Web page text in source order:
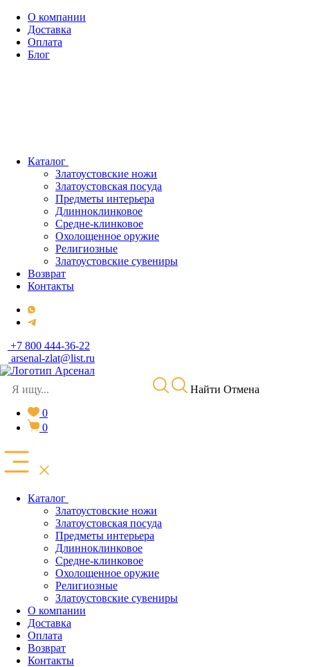
О компании
Доставка
Оплата
Блог
Каталог
Златоустовские ножи
Златоустовская посуда
Предметы интерьера
Длинноклинковое
Средне-клинковое
Охолощенное оружие
Религиозные
Златоустовские сувениры
Возврат
Контакты
+7 800 444-36-22
arsenal-zlat@list.ru
Найти Отмена
0
0
Каталог
Златоустовские ножи
Златоустовская посуда
Предметы интерьера
Длинноклинковое
Средне-клинковое
Охолощенное оружие
Религиозные
Златоустовские сувениры
О компании
Доставка
Оплата
Возврат
Контакты